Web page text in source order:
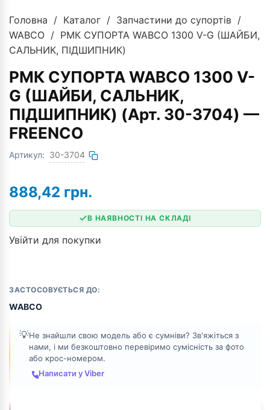
Головна / Каталог / Запчастини до супортів /
WABCO / РМК СУПОРТА WABCO 1300 V-G (ШАЙБИ,
САЛЬНИК, ПІДШИПНИК)
РМК СУПОРТА WABCO 1300 V-
G (ШАЙБИ, САЛЬНИК,
ПІДШИПНИК) (Арт. 30-3704) —
FREENCO
Артикул: 30-3704
ЗАСТОСОВУЄТЬСЯ ДО:
WABCO
💡Не знайшли свою модель або є сумніви? Зв'яжіться з
нами, і ми безкоштовно перевіримо сумісність за фото
або крос-номером.
Написати у Viber
888,42 грн.
В НАЯВНОСТІ НА СКЛАДІ
Увійти для покупки